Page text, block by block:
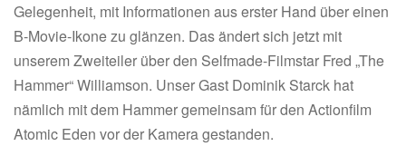
Gelegenheit, mit Informationen aus erster Hand über einen
B-Movie-Ikone zu glänzen. Das ändert sich jetzt mit
unserem Zweiteiler über den Selfmade-Filmstar Fred „The
Hammer“ Williamson. Unser Gast Dominik Starck hat
nämlich mit dem Hammer gemeinsam für den Actionfilm
Atomic Eden vor der Kamera gestanden.